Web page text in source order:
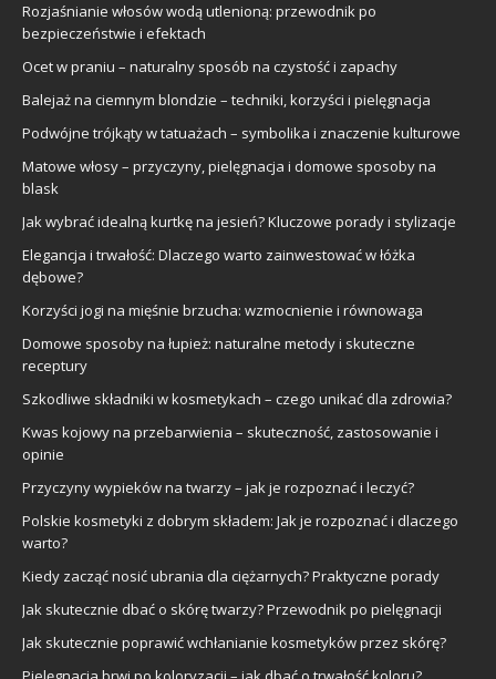
Rozjaśnianie włosów wodą utlenioną: przewodnik po
bezpieczeństwie i efektach
Ocet w praniu – naturalny sposób na czystość i zapachy
Balejaż na ciemnym blondzie – techniki, korzyści i pielęgnacja
Podwójne trójkąty w tatuażach – symbolika i znaczenie kulturowe
Matowe włosy – przyczyny, pielęgnacja i domowe sposoby na
blask
Jak wybrać idealną kurtkę na jesień? Kluczowe porady i stylizacje
Elegancja i trwałość: Dlaczego warto zainwestować w łóżka
dębowe?
Korzyści jogi na mięśnie brzucha: wzmocnienie i równowaga
Domowe sposoby na łupież: naturalne metody i skuteczne
receptury
Szkodliwe składniki w kosmetykach – czego unikać dla zdrowia?
Kwas kojowy na przebarwienia – skuteczność, zastosowanie i
opinie
Przyczyny wypieków na twarzy – jak je rozpoznać i leczyć?
Polskie kosmetyki z dobrym składem: Jak je rozpoznać i dlaczego
warto?
Kiedy zacząć nosić ubrania dla ciężarnych? Praktyczne porady
Jak skutecznie dbać o skórę twarzy? Przewodnik po pielęgnacji
Jak skutecznie poprawić wchłanianie kosmetyków przez skórę?